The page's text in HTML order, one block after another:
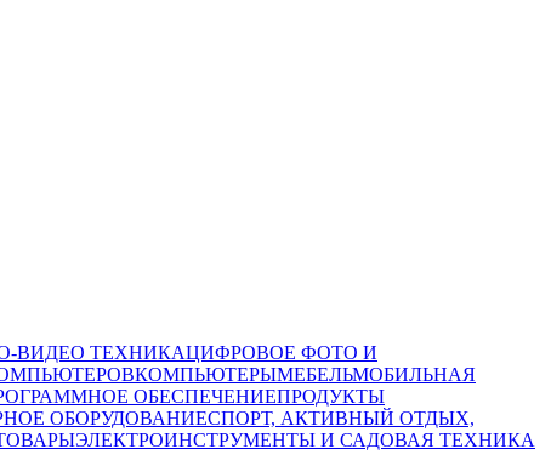
ВИДЕО ТЕХНИКАЦИФРОВОЕ ФОТО И
КОМПЬЮТЕРЫМЕБЕЛЬМОБИЛЬНАЯ
ОБЕСПЕЧЕНИЕПРОДУКТЫ
ОБОРУДОВАНИЕСПОРТ, АКТИВНЫЙ ОТДЫХ,
ЭЛЕКТРОИНСТРУМЕНТЫ И САДОВАЯ ТЕХНИКА